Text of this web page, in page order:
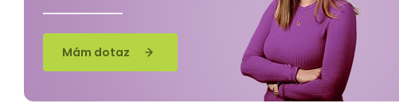
Mám dotaz